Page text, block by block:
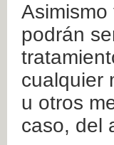
podrán
cualquier
u otros
caso, del